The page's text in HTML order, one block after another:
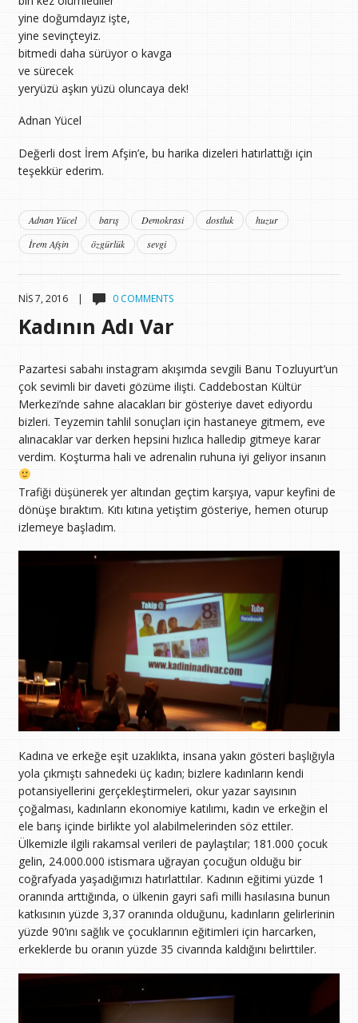
yine doğumdayız işte,
yine sevinçteyiz.
bitmedi daha sürüyor o kavga
ve sürecek
yeryüzü aşkın yüzü oluncaya dek!
Adnan Yücel
Değerli dost İrem Afşin’e, bu harika dizeleri hatırlattığı için
teşekkür ederim.
Adnan Yücel barış Demokrasi dostluk
huzur
İrem Afşin
özgürlük sevgi
NIS 7, 2016 | 0 COMMENTS
Kadının Adı Var
Pazartesi sabahı instagram akışımda sevgili Banu Tozluyurt’un
çok sevimli bir daveti gözüme ilişti. Caddebostan Kültür
Merkezi’nde sahne alacakları bir gösteriye davet ediyordu
bizleri. Teyzemin tahlil sonuçları için hastaneye gitmem, eve
alınacaklar var derken hepsini hızlıca halledip gitmeye karar
verdim. Koşturma hali ve adrenalin ruhuna iyi geliyor insanın
Trafiği düşünerek yer altından geçtim karşıya, vapur keyfini de
dönüşe bıraktım. Kıtı kıtına yetiştim gösteriye, hemen oturup
izlemeye başladım.
Kadına ve erkeğe eşit uzaklıkta, insana yakın gösteri başlığıyla
yola çıkmıştı sahnedeki üç kadın; bizlere kadınların kendi
potansiyellerini gerçekleştirmeleri, okur yazar sayısının
çoğalması, kadınların ekonomiye katılımı, kadın ve erkeğin el
ele barış içinde birlikte yol alabilmelerinden söz ettiler.
Ülkemizle ilgili rakamsal verileri de paylaştılar; 181.000 çocuk
gelin, 24.000.000 istismara uğrayan çocuğun olduğu bir
coğrafyada yaşadığımızı hatırlattılar. Kadının eğitimi yüzde 1
oranında arttığında, o ülkenin gayri safi milli hasılasına bunun
katkısının yüzde 3,37 oranında olduğunu, kadınların gelirlerinin
yüzde 90’ını sağlık ve çocuklarının eğitimleri için harcarken,
erkeklerde bu oranın yüzde 35 civarında kaldığını belirttiler.